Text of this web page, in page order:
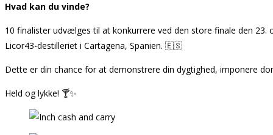
Hvad kan du vinde?
10 finalister udvælges til at konkurrere ved den store finale den
Licor43-destilleriet i Cartagena, Spanien. 🇪🇸
Dette er din chance for at demonstrere din dygtighed, imponere
Held og lykke! 🍸✨